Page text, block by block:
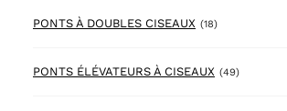
PONTS À DOUBLES CISEAUX (18)18 products
PONTS ÉLÉVATEURS À CISEAUX (49)49